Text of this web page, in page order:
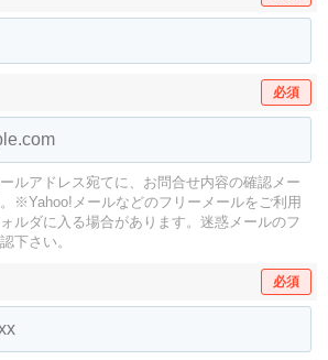
必須
ルアドレス宛てに、お問合せ内容の確認メー
※Yahoo!メールなどのフリーメールをご利用
ルダに入る場合があります。 迷惑メールのフ
下さい。
必須